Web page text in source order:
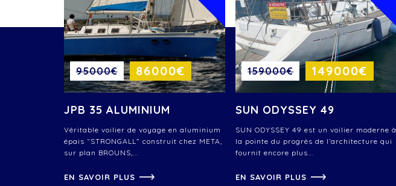
95000€ 86000€
JPB 35 ALUMINIUM
Véritable voilier de voyage en aluminium
épais “STRONGALL” construit chez META,
sur plan BROUNS,...
EN SAVOIR PLUS
159000€ 149000€
SUN ODYSSEY 49
SUN ODYSSEY 49 est un voilier moderne à
la pointe du progrès de l’architecture qui
fournit encore plus...
EN SAVOIR PLUS